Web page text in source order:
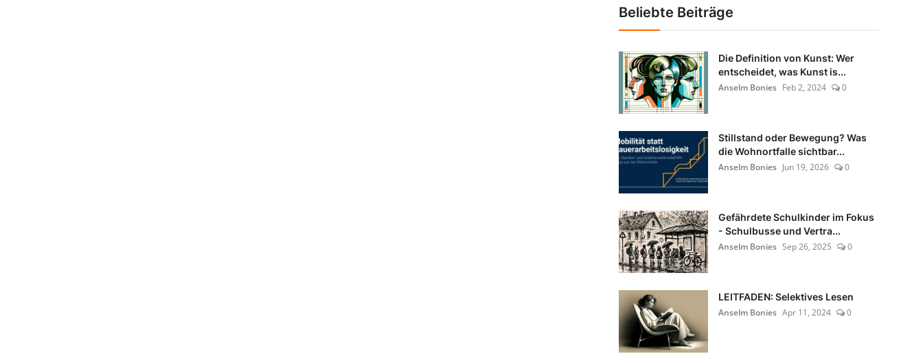
Beliebte Beiträge
Die Definition von Kunst: Wer
entscheidet, was Kunst is...
Anselm Bonies Feb 2, 2024 0
Stillstand oder Bewegung? Was
die Wohnortfalle sichtbar...
Anselm Bonies Jun 19, 2026 0
Gefährdete Schulkinder im Fokus
- Schulbusse und Vertra...
Anselm Bonies Sep 26, 2025 0
LEITFADEN: Selektives Lesen
Anselm Bonies Apr 11, 2024 0